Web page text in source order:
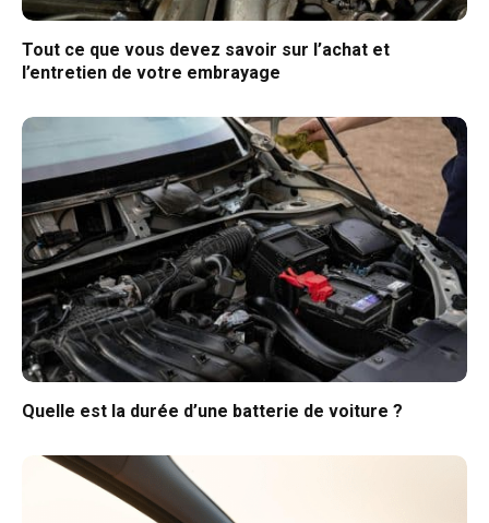
Tout ce que vous devez savoir sur l’achat et
l’entretien de votre embrayage
Quelle est la durée d’une batterie de voiture ?